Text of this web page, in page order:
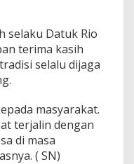
selaku Datuk Rio
terima kasih
selalu dijaga
masyarakat.
terjalin dengan
di masa
( SN)